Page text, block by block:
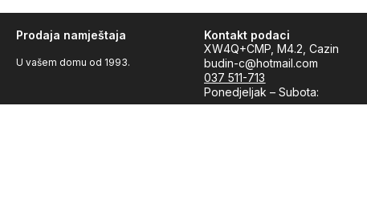
Prodaja namještaja
U vašem domu od 1993.
Kontakt podaci
XW4Q+CMP, M4.2, Cazin
budin-c@hotmail.com
037 511-713
Ponedjeljak – Subota: